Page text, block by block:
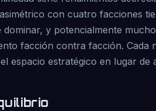
con cuatro facciones
dominar, y potencialmente
facción contra facción. Cada
espacio estratégico en lugar de